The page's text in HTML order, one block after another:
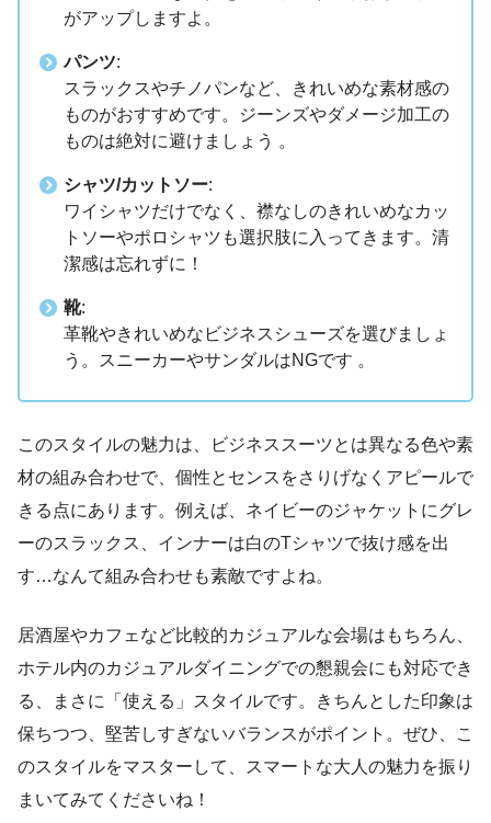
がアップしますよ。
パンツ:
スラックスやチノパンなど、きれいめな素材感の
ものがおすすめです。ジーンズやダメージ加工の
ものは絶対に避けましょう 。
シャツ/カットソー:
ワイシャツだけでなく、襟なしのきれいめなカッ
トソーやポロシャツも選択肢に入ってきます。清
潔感は忘れずに！
靴:
革靴やきれいめなビジネスシューズを選びましょ
う。スニーカーやサンダルはNGです 。
このスタイルの魅力は、ビジネススーツとは異なる色や素
材の組み合わせで、個性とセンスをさりげなくアピールで
きる点にあります。例えば、ネイビーのジャケットにグレ
ーのスラックス、インナーは白のTシャツで抜け感を出
す…なんて組み合わせも素敵ですよね。
居酒屋やカフェなど比較的カジュアルな会場はもちろん、
ホテル内のカジュアルダイニングでの懇親会にも対応でき
る、まさに「使える」スタイルです。きちんとした印象は
保ちつつ、堅苦しすぎないバランスがポイント。ぜひ、こ
のスタイルをマスターして、スマートな大人の魅力を振り
まいてみてくださいね！